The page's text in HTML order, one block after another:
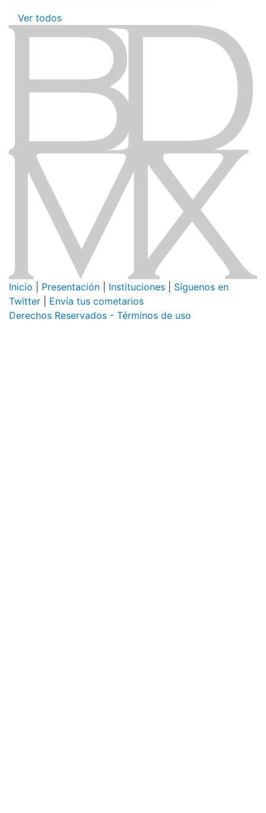
Ver todos
Inicio Presentación Instituciones
Síguenos en
Twitter
Envía tus cometarios
Derechos Reservados - Términos de uso